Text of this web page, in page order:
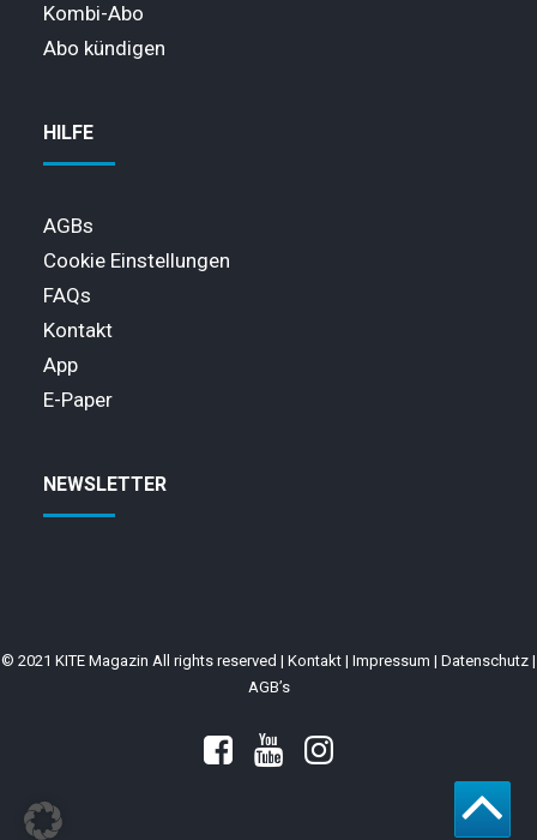
Kombi-Abo
Abo kündigen
HILFE
AGBs
Cookie Einstellungen
FAQs
Kontakt
App
E-Paper
NEWSLETTER
© 2021 KITE Magazin All rights reserved | Kontakt | Impressum | Datenschutz |
AGB’s